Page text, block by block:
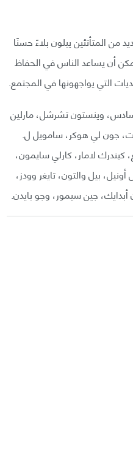
من المتأتئين يبلون بلاءً حسنًا
أن يساعد الناس في الحفاظ
التي يواجهونها في المجتمع.
وينستون تشرشل، مارلين
جون لي هوكر، سامويل ل.
لامار، كارلي سايمون،
بيل والتون، تايغر وودز،
جين سيمور، وجو بايدن.